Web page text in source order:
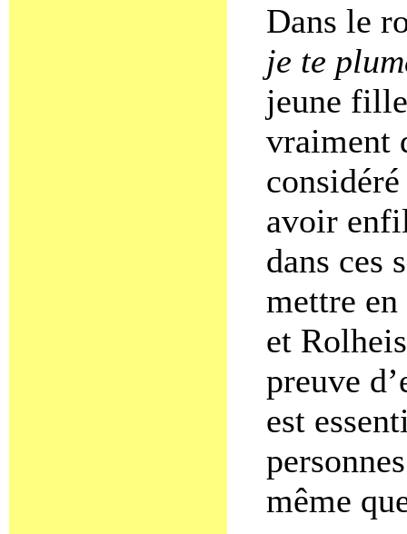
Dans le
je te
jeune
vraiment
avoir
dans ces
mettre
et
preuve
est
même